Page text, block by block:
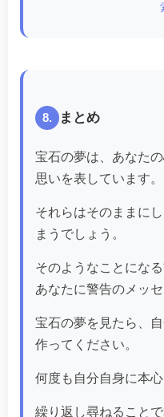
8. まとめ
宝石の夢は、あなた
思いを表しています。
それらはそのままに
まうでしょう。
そのようなことにな
あなたに警告のメッ
宝石の夢を見たら、
作ってください。
何度も自分自身に本
繰り返し尋ねること